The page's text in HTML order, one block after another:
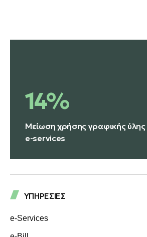
14%
Μείωση χρήσης γραφικής
e-services
ΥΠΗΡΕΣΙΕΣ
e-Services